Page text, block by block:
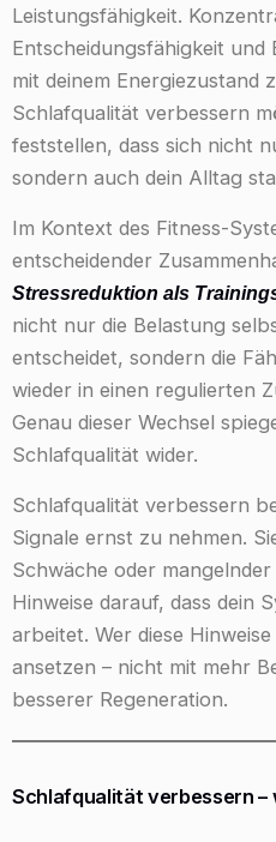
Leistungsfähigkeit.
Entscheidungsfähigkeit
mit deinem Energiezustand
Schlafqualität verbessern
feststellen, dass sich nicht
sondern auch dein Alltag
Im Kontext des Fitness-
entscheidender
Stressreduktion als
nicht nur die Belastung
entscheidet, sondern die
wieder in einen regulierten
Genau dieser Wechsel
Schlafqualität wider.
Schlafqualität verbessern
Signale ernst zu nehmen.
Schwäche oder
Hinweise darauf, dass dein
arbeitet. Wer diese
ansetzen – nicht mit mehr
besserer Regeneration.
Schlafqualität verbessern –